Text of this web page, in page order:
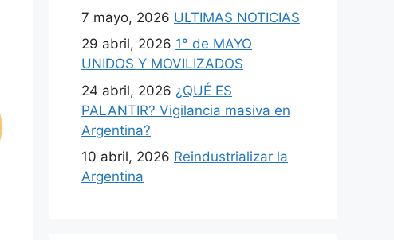
7 mayo, 2026 ULTIMAS NOTICIAS
29 abril, 2026 1° de MAYO
UNIDOS Y MOVILIZADOS
24 abril, 2026 ¿QUÉ ES
PALANTIR? Vigilancia masiva en
Argentina?
10 abril, 2026 Reindustrializar la
Argentina